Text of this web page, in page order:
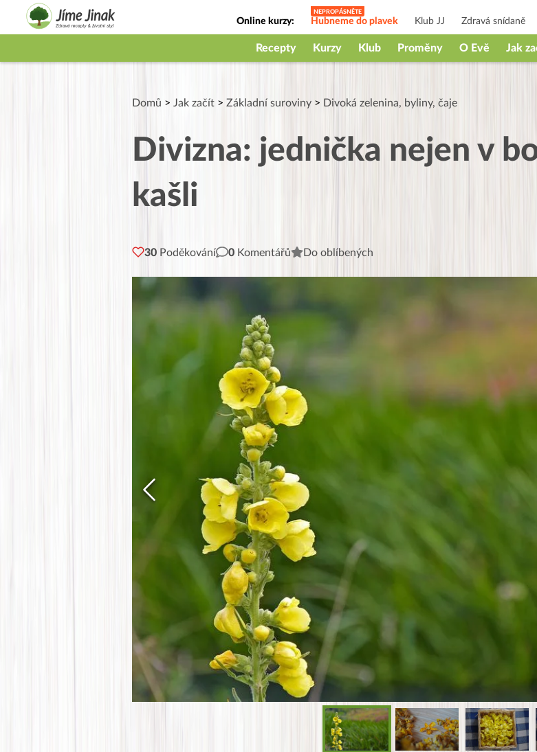
Online kurzy: Hubneme do plavek Klub JJ Zdravá snídaně
Jak na babičky
Recepty Kurzy Klub Proměny O Evě Jak
Domů > Jak začít > Základní suroviny > Divoká zelenina, byliny, čaje
Divizna: jednička nejen v
kašli
30 Poděkování 0 Komentářů Do oblíbených